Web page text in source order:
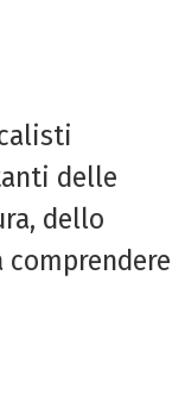
delle
dello